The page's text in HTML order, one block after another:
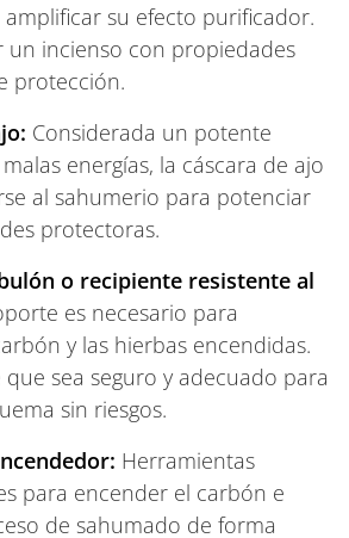
su efecto purificador.
un incienso con propiedades
protección.
Considerada un potente
energías, la cáscara de ajo
al sahumerio para potenciar
protectoras.
o recipiente resistente al
es necesario para
y las hierbas encendidas.
que sea seguro y adecuado para
sin riesgos.
Herramientas
para encender el carbón e
de sahumado de forma